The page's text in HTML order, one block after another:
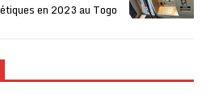
en 2023 au Togo